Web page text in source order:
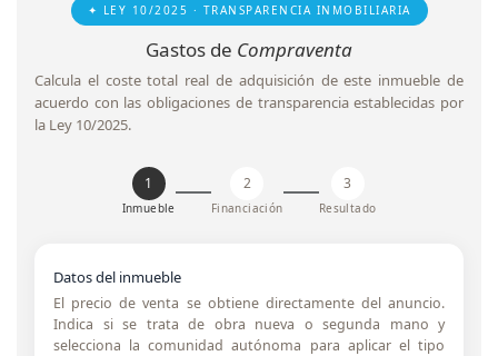
✦ LEY 10/2025 · TRANSPARENCIA INMOBILIARIA
Gastos de Compraventa
Calcula el coste total real de adquisición de este inmueble de
acuerdo con las obligaciones de transparencia establecidas por
la Ley 10/2025.
1
Inmueble
2
Financiación
3
Resultado
Datos del inmueble
El precio de venta se obtiene directamente del anuncio.
Indica si se trata de obra nueva o segunda mano y
selecciona la comunidad autónoma para aplicar el tipo